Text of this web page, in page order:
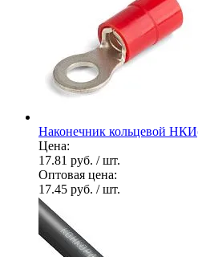
Наконечник кольцевой
Цена:
17.81 руб. / шт.
Оптовая цена:
17.45 руб. / шт.